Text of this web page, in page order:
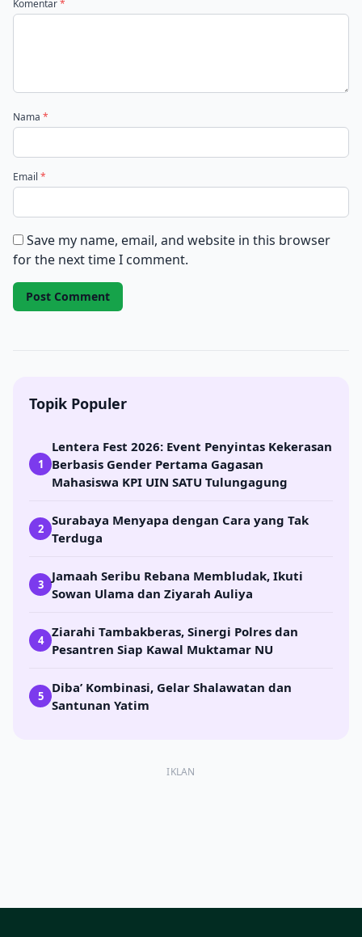
Komentar*
Nama *
Email *
Save my name, email, and website in this browser
for the next time I comment.
Topik Populer
1
Lentera Fest 2026: Event Penyintas Kekerasan
Berbasis Gender Pertama Gagasan
Mahasiswa KPI UIN SATU Tulungagung
2
Surabaya Menyapa dengan Cara yang Tak
Terduga
3
Jamaah Seribu Rebana Membludak, Ikuti
Sowan Ulama dan Ziyarah Auliya
4
Ziarahi Tambakberas, Sinergi Polres dan
Pesantren Siap Kawal Muktamar NU
5
Diba’ Kombinasi, Gelar Shalawatan dan
Santunan Yatim
IKLAN